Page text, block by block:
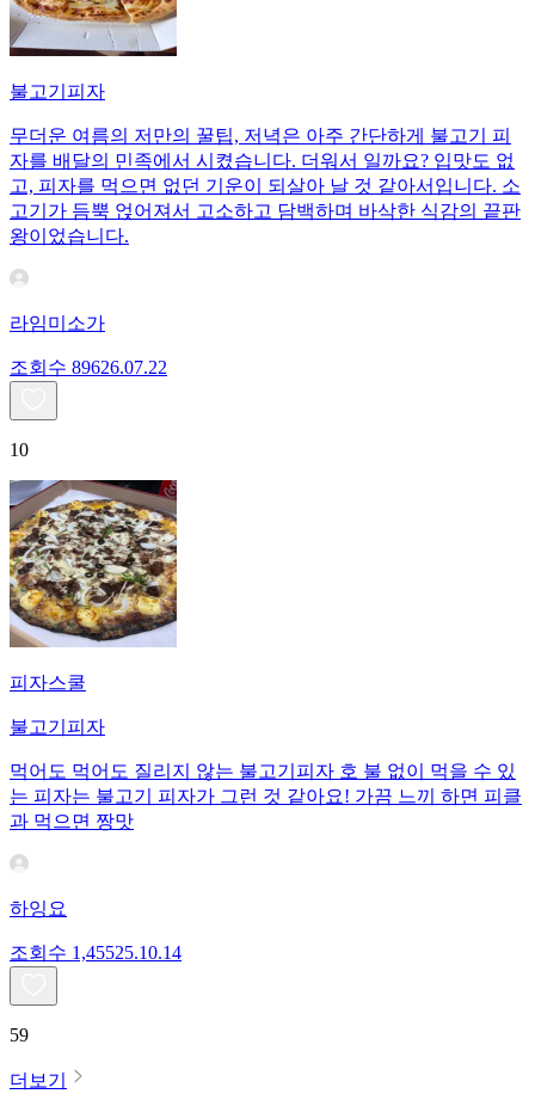
불고기피자
무더운 여름의 저만의 꿀팁, 저녁은 아주 간단하게 불고기 피
자를 배달의 민족에서 시켰습니다. 더워서 일까요? 입맛도 없
고, 피자를 먹으면 없던 기운이 되살아 날 것 같아서입니다. 소
고기가 듬뿍 얹어져서 고소하고 담백하며 바삭한 식감의 끝판
왕이었습니다.
라임미소가
조회수 89626.07.22
10
피자스쿨
불고기피자
먹어도 먹어도 질리지 않는 불고기피자 호 불 없이 먹을 수 있
는 피자는 불고기 피자가 그런 것 같아요! 가끔 느끼 하면 피클
과 먹으면 짱맛
하잉요
조회수 1,45525.10.14
59
더보기